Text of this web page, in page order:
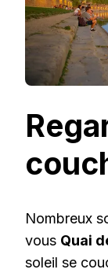
Nombreux
vous Quai
soleil se